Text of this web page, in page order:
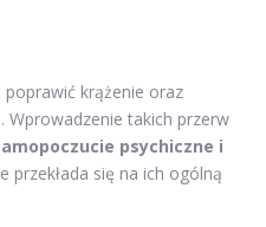
krążenie oraz
Wprowadzenie takich przerw
psychiczne i
przekłada się na ich ogólną